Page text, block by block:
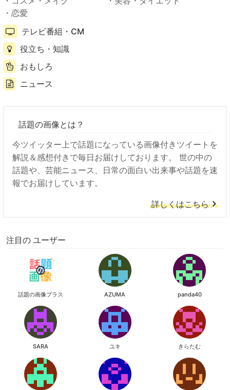
恋愛
テレビ番組・CM
役立ち・知識
おもしろ
ニュース
話題の画像とは？
今ツイッター上で話題になっている画像付きツイートを
解説＆感想付きで毎日お届けしております。 世の中の
話題や、芸能ニュース、日常の面白い出来事や話題を速
報でお届けしています。
詳しくはこちら
注目の ユーザー
話題の画像プラス AZUMA panda40
SARA ユキ きらたむ